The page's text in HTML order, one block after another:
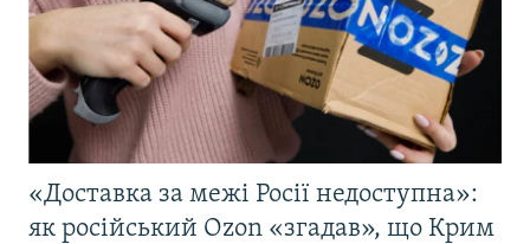
«Доставка за межі Росії недоступна»:
як російський Ozon «згадав», що Крим